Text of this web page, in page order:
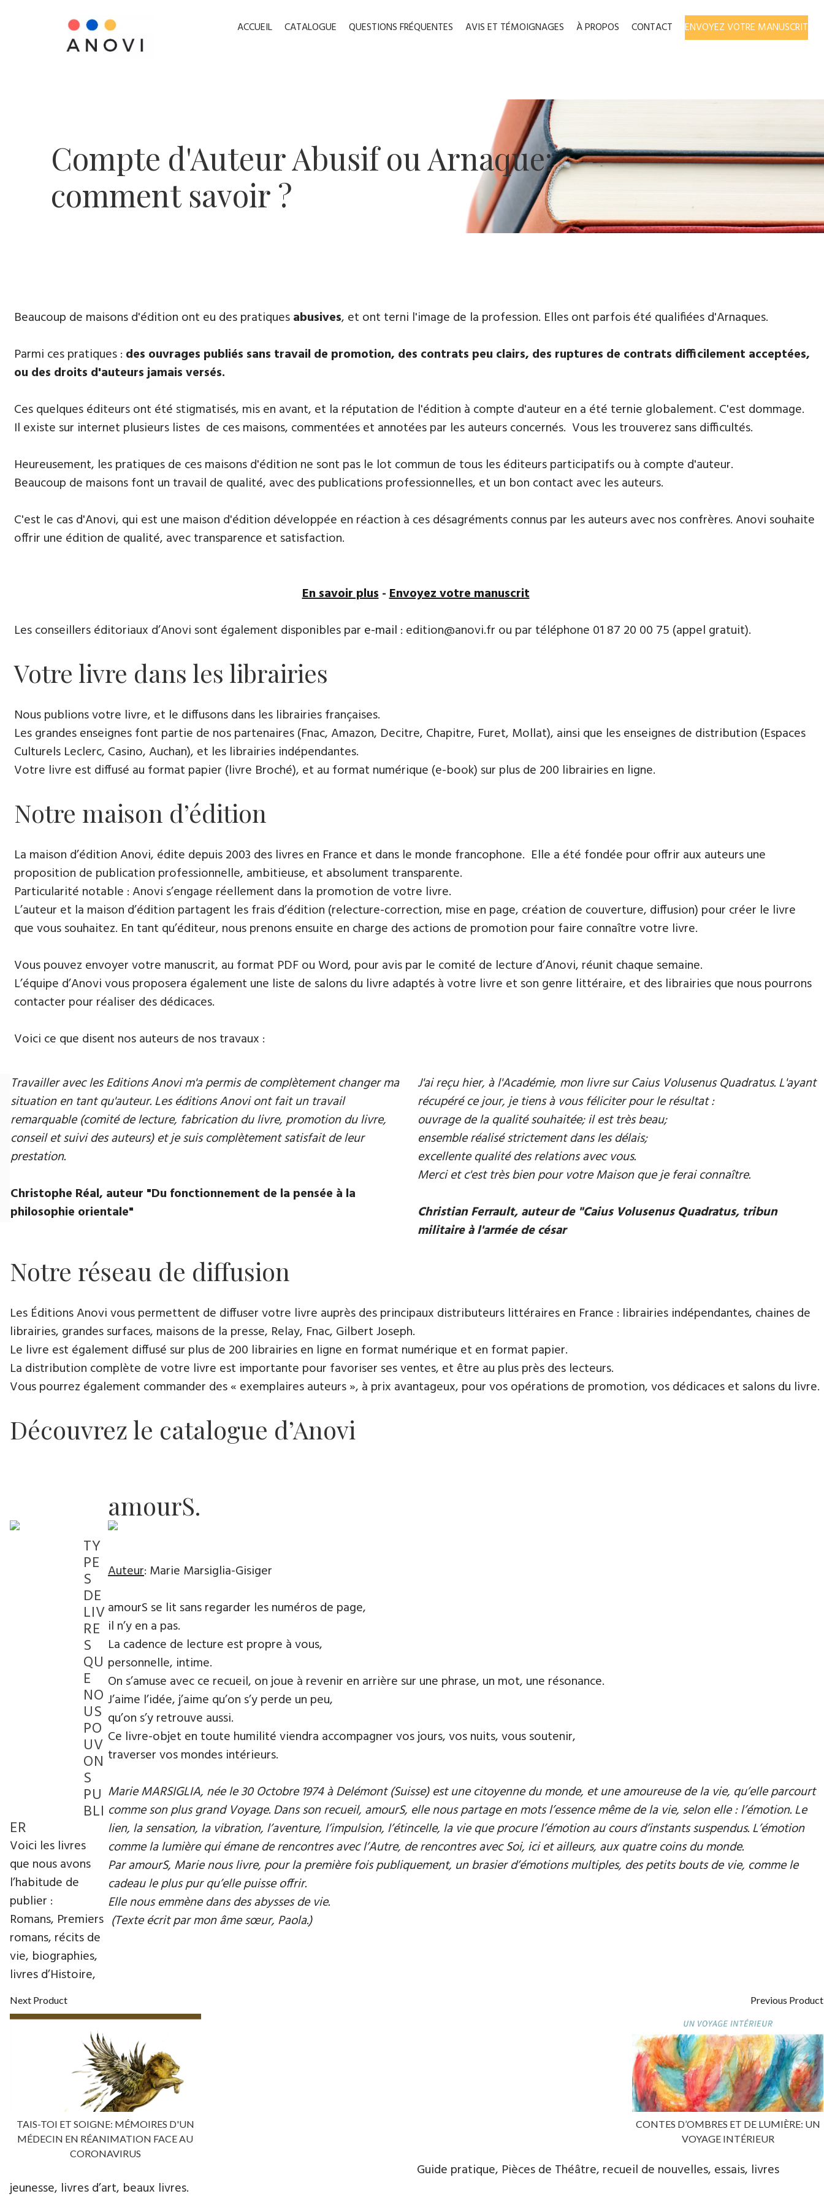
ACCUEIL CATALOGUE QUESTIONS FRÉQUENTES AVIS ET TÉMOIGNAGES À PROPOS CONTACT ENVOYEZ VOTRE MANUSCRIT
​Compte d'Auteur Abusif ou Arnaque:
comment savoir ?
​Beaucoup de maisons d'édition ont eu des pratiquesabusives, ​et ont terni l'image de la profession. Elles ont parfois été qualifiées d'Arnaques.
Parmi ​ces pratiques : des ouvrages publiés sans travail de promotion, des contrats peu clairs, des ruptures de contrats difficilement acceptées,
ou des droits d'auteurs jamais versés.
Ces quelques éditeurs ont été stigmatisés, mis en avant, et la réputation de l'édition à compte d'auteur en a été ternie globalement. C'est dommage.
Il existe sur internet plusieurs listes de ces maisons, commentées et annotées par les auteurs concernés. Vous les trouverez sans difficultés.
​Heureusement, les pratiques de ces maisons d'édition ne sont pas le lot commun de tous les éditeurs participatifs ou à compte d'auteur.
Beaucoup de maisons font un travail de qualité, avec des publications professionnelles, et un bon contact avec les auteurs.
C'est le cas d'Anovi, qui est une maison d'édition développée en réaction à ces désagréments connus par les auteurs avec nos confrères. Anovi souhaite
offrir une édition de qualité, avec transparence et satisfaction.
En savoir plus-Envoyez votre manuscrit
Les conseillers éditoriaux d’Anovi sont également disponibles par e-mail : edition@anovi.fr ou par téléphone ​​0​1 87 20 00 75 (appel gratuit).
Votre livre dans les librairies
Nous publions votre livre, et le diffusons dans les librairies françaises​.
Les grandes enseignes font partie de nos partenaires (Fnac, Amazon, Decitre, Chapitre, Furet, Mollat), ainsi que les enseignes de distribution (Espaces
Culturels Leclerc, Casino, Auchan), et les librairies indépendantes.
Votre livre est diffusé au format papier (livre Broché), et au format numérique (e-book) sur plus de 200 librairies en ligne.
Notre maison d’édition
La maison d’édition Anovi, édite depuis 2003 des livres en France et dans le monde francophone. Elle a été fondée pour offrir aux auteurs une
proposition de publication professionnelle, ambitieuse, et absolument transparente.
Particularité notable : Anovi s’engage réellement dans la promotion de votre livre.
L’auteur et la maison d’édition partagent les frais d’édition (relecture-correction, mise en page, création de couverture, diffusion) pour créer le livre
que vous souhaitez. En tant qu’éditeur, nous prenons ensuite en charge des actions de promotion pour faire connaître votre livre.
Vous pouvez envoyer votre manuscrit, au format PDF ou Word, pour avis par le comité de lecture d’Anovi, réunit chaque semaine.
L’équipe d’Anovi vous proposera également une liste de salons du livre adaptés à votre livre et son genre littéraire, et des librairies que nous pourrons
contacter pour réaliser des dédicaces.
Voici ce que disent nos auteurs de nos travaux :
Travailler avec les Editions Anovi m'a permis de complètement changer ma
situation en tant qu'auteur. Les éditions Anovi ont fait un travail
remarquable (comité de lecture, fabrication du livre, promotion du livre,
conseil et suivi des auteurs) et je suis complètement satisfait de leur
prestation.
Christophe Réal, auteur ​"Du fonctionnement de la pensée à la
philosophie orientale"
J'ai reçu hier, à l'Académie, mon livre sur Caius Volusenus Quadratus. L'ayant
récupéré ce jour, je tiens à vous féliciter pour le résultat :
ouvrage de la qualité souhaitée; il est très beau;
ensemble réalisé strictement dans les délais;
excellente qualité des relations avec vous.
Merci et c'est très bien pour votre Maison que je ferai connaître.
Christian Ferrault, auteur de "Caius Volusenus Quadratus, tribun
militaire à l'armée de césar
Notre réseau de diffusion
Les Éditions Anovi vous permettent de diffuser votre livre auprès des principaux distributeurs littéraires en France : librairies indépendantes, chaines de
librairies, grandes surfaces, maisons de la presse, Relay, Fnac, Gilbert Joseph.
Le livre est également diffusé sur plus de 200 librairies en ligne en format numérique et en format papier.
La distribution complète de votre livre est importante pour favoriser ses ventes, et être au plus près des lecteurs.
Vous pourrez également commander des « exemplaires auteurs », à prix avantageux, pour vos opérations de promotion, vos dédicaces et salons du livre.
Découvrez le catalogue d’Anovi
amourS.
Auteur: Marie Marsiglia-Gisiger
amourS se lit sans regarder les numéros de page,
il n’y en a pas.
La cadence de lecture est propre à vous,
personnelle, intime.
On s’amuse avec ce recueil, on joue à revenir en arrière sur une phrase, un mot, une résonance.
J’aime l’idée, j’aime qu’on s’y perde un peu,
qu’on s’y retrouve aussi.
Ce livre-objet en toute humilité viendra accompagner vos jours, vos nuits, vous soutenir,
traverser vos mondes intérieurs.
Marie MARSIGLIA, née le 30 Octobre 1974 à Delémont (Suisse) est une citoyenne du monde, et une amoureuse de la vie, qu’elle parcourt
comme son plus grand Voyage. Dans son recueil, amourS, elle nous partage en mots l’essence même de la vie, selon elle : l’émotion. Le
lien, la sensation, la vibration, l’aventure, l’impulsion, l’étincelle, la vie que procure l’émotion au cours d’instants suspendus. L’émotion
comme la lumière qui émane de rencontres avec l’Autre, de rencontres avec Soi, ici et ailleurs, aux quatre coins du monde.
Par amourS, Marie nous livre, pour la première fois publiquement, un brasier d’émotions multiples, des petits bouts de vie, comme le
cadeau le plus pur qu’elle puisse offrir.
Elle nous emmène dans des abysses de vie.
(Texte écrit par mon âme sœur, Paola.)
Next Product
TAIS-TOI ET SOIGNE: MÉMOIRES D'UN
MÉDECIN EN RÉANIMATION FACE AU
CORONAVIRUS
Previous Product
CONTES D’OMBRES ET DE LUMIÈRE: UN
VOYAGE INTÉRIEUR
TY
PE
S
DE
LIV
RE
S
QU
E
NO
US
PO
UV
ON
S
PU
BLI
ER
Voici les livres
que nous avons
l’habitude de
publier :
Romans, Premiers
romans, récits de
vie, biographies,
livres d’Histoire,
Guide pratique, Pièces de Théâtre, recueil de nouvelles, essais, livres
jeunesse, livres d’art, beaux livres.